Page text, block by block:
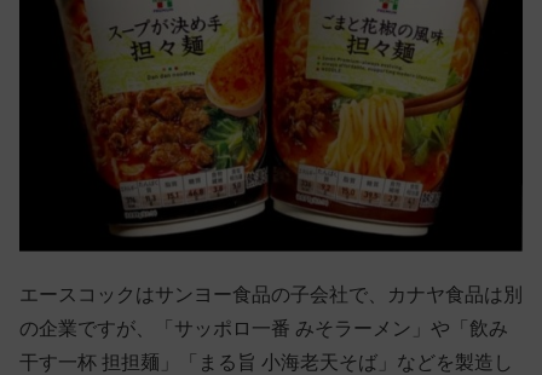
エースコックはサンヨー食品の子会社で、カナヤ食品は別
の企業ですが、「サッポロ一番 みそラーメン」や「飲み
干す一杯 担担麺」「まる旨 小海老天そば」などを製造し